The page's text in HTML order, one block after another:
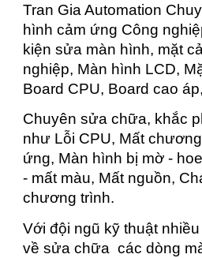
Tran Gia Automation
hình cảm ứng Công
kiện sửa màn hình, mặt
nghiệp, Màn hình LCD,
Board CPU, Board cao
Chuyên sửa chữa, khắc
như Lỗi CPU, Mất
ứng, Màn hình bị mờ -
- mất màu, Mất nguồn,
chương trình.
Với đội ngũ kỹ thuật
về sửa chữa các dòng